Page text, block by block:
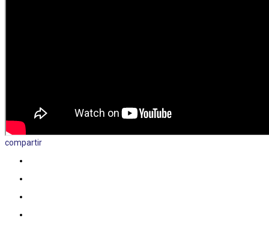
compartir